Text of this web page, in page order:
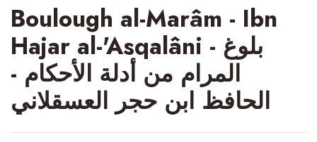
Boulough al-Marâm - Ibn
Hajar al-'Asqalâni - بلوغ
المرام من أدلة الأحكام -
الحافظ ابن حجر العسقلاني